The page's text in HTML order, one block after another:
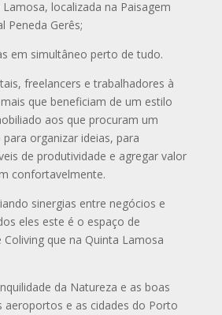
localizada na Paisagem
Peneda Gerês;
em simultâneo perto de tudo.
freelancers e trabalhadores à
que beneficiam de um estilo
aos que procuram um
organizar ideias, para
de produtividade e agregar valor
confortavelmente.
sinergias entre negócios e
eles este é o espaço de
que na Quinta Lamosa
da Natureza e as boas
aeroportos e as cidades do Porto